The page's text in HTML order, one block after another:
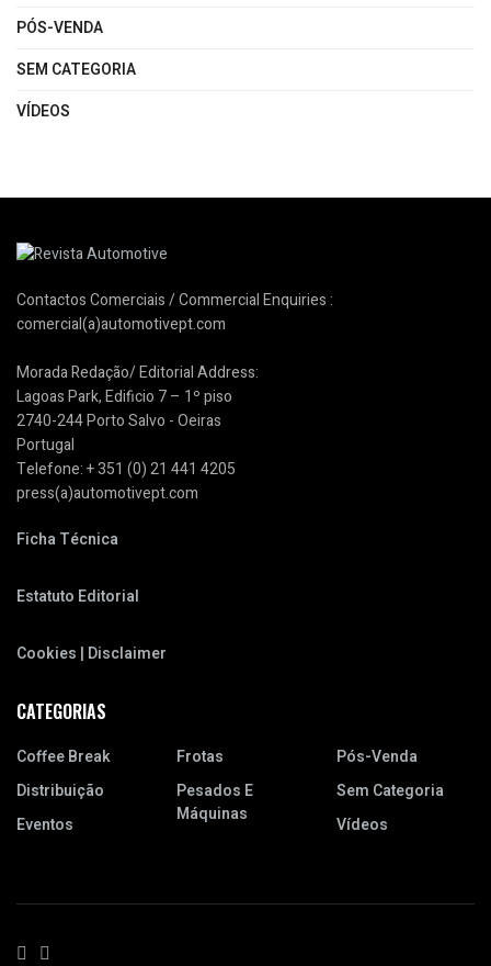
PÓS-VENDA
SEM CATEGORIA
VÍDEOS
Contactos Comerciais / Commercial Enquiries :
comercial(a)automotivept.com
Morada Redação/ Editorial Address:
Lagoas Park, Edificio 7 – 1º piso
2740-244 Porto Salvo - Oeiras
Portugal
Telefone: + 351 (0) 21 441 4205
press(a)automotivept.com
Ficha Técnica
Estatuto Editorial
Cookies | Disclaimer
CATEGORIAS
Coffee Break
Distribuição
Eventos
Frotas
Pesados E
Máquinas
Pós-Venda
Sem Categoria
Vídeos